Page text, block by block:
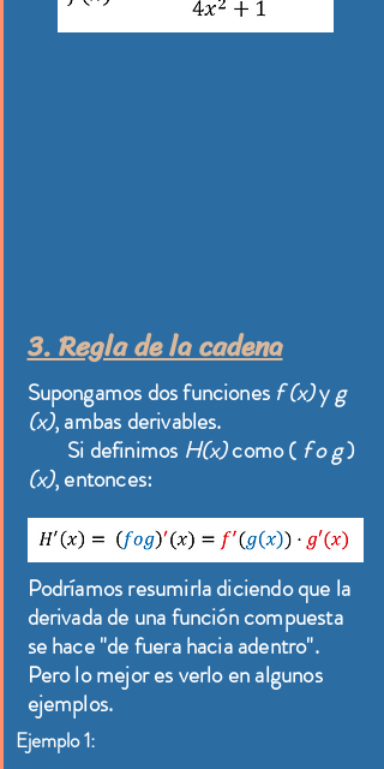
3. Regla de la cadena
Supongamos dos funciones f (x)yg
(x), ambas derivables.
Si definimos H(x)como ( f o g)
(x), entonces:
Podríamos resumirla diciendo que la
derivada de una función compuesta
se hace "de fuera hacia adentro".
Pero lo mejor es verlo en algunos
ejemplos.
Ejemplo 1: